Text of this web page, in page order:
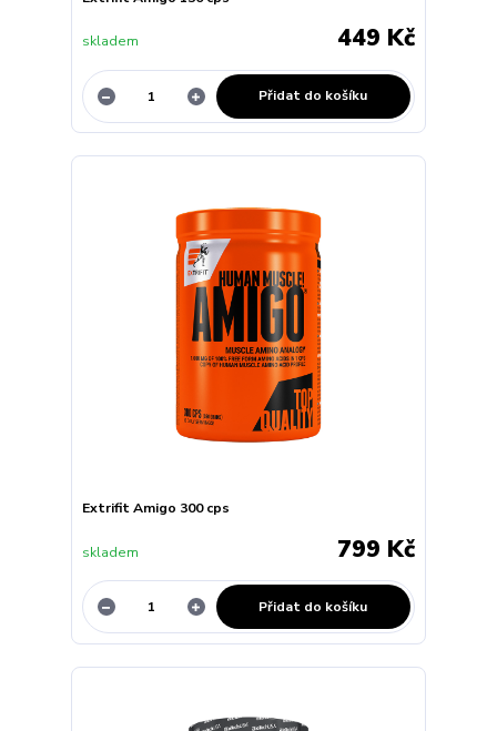
449 Kč
skladem
Přidat do košíku
Extrifit Amigo 300 cps
799 Kč
skladem
Přidat do košíku